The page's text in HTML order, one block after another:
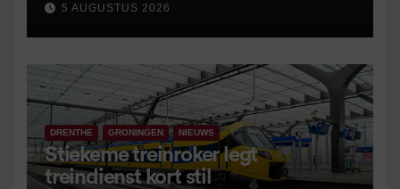
5 AUGUSTUS 2026
DRENTHE GRONINGEN NIEUWS
Stiekeme treinroker legt
treindienst kort stil